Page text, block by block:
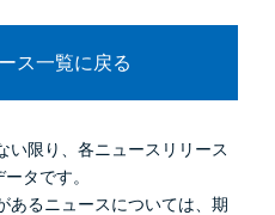
ス一覧に戻る
限り、各ニュースリリース
タです。
るニュースについては、期